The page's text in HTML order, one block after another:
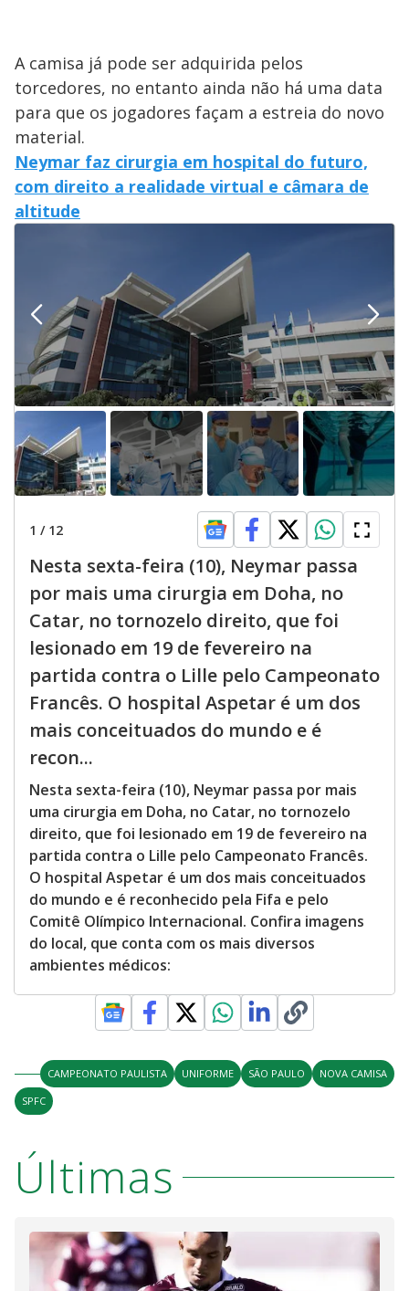
A camisa já pode ser adquirida pelos
torcedores, no entanto ainda não há uma data
para que os jogadores façam a estreia do novo
material.
Neymar faz cirurgia em hospital do futuro,
com direito a realidade virtual e câmara de
altitude
1 / 12
Nesta sexta-feira (10), Neymar passa
por mais uma cirurgia em Doha, no
Catar, no tornozelo direito, que foi
lesionado em 19 de fevereiro na
partida contra o Lille pelo Campeonato
Francês. O hospital Aspetar é um dos
mais conceituados do mundo e é
recon...
Nesta sexta-feira (10), Neymar passa por mais
uma cirurgia em Doha, no Catar, no tornozelo
direito, que foi lesionado em 19 de fevereiro na
partida contra o Lille pelo Campeonato Francês.
O hospital Aspetar é um dos mais conceituados
do mundo e é reconhecido pela Fifa e pelo
Comitê Olímpico Internacional. Confira imagens
do local, que conta com os mais diversos
ambientes médicos:
CAMPEONATO PAULISTA UNIFORME SÃO PAULO
NOVA CAMISA
SPFC
Últimas